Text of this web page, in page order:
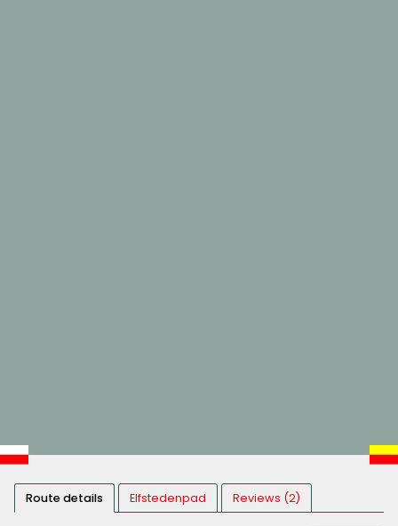
Route details Elfstedenpad Reviews (2)